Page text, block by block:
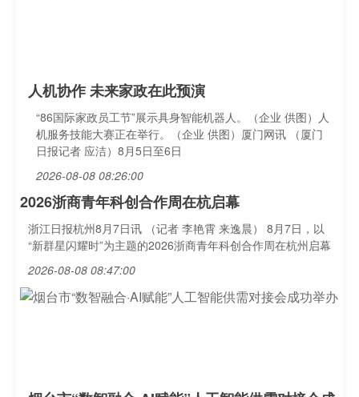
人机协作 未来家政在此预演
“86国际家政员工节”展示具身智能机器人。（企业 供图）人
机服务技能大赛正在举行。（企业 供图）厦门网讯 （厦门
日报记者 应洁）8月5日至6日
2026-08-08 08:26:00
2026浙商青年科创合作周在杭启幕
浙江日报杭州8月7日讯 （记者 李艳霄 来逸晨） 8月7日，以
“新群星闪耀时”为主题的2026浙商青年科创合作周在杭州启幕
2026-08-08 08:47:00